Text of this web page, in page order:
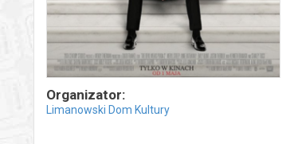
Organizator:
Limanowski Dom Kultury